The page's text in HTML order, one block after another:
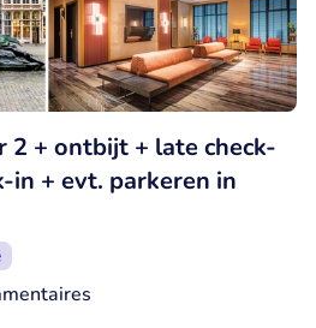
2 + ontbijt + late check-
in + evt. parkeren in